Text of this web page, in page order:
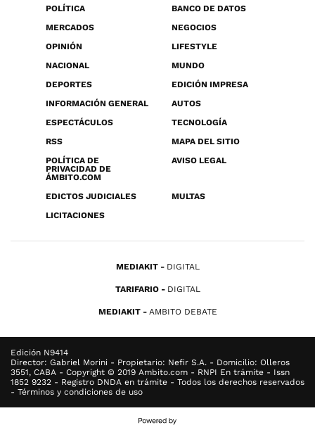
POLÍTICA
BANCO DE DATOS
MERCADOS
NEGOCIOS
OPINIÓN
LIFESTYLE
NACIONAL
MUNDO
DEPORTES
EDICIÓN IMPRESA
INFORMACIÓN GENERAL
AUTOS
ESPECTÁCULOS
TECNOLOGÍA
RSS
MAPA DEL SITIO
POLÍTICA DE
PRIVACIDAD DE
ÁMBITO.COM
AVISO LEGAL
EDICTOS JUDICIALES
MULTAS
LICITACIONES
MEDIAKIT DIGITAL
TARIFARIO DIGITAL
MEDIAKIT AMBITO DEBATE
Edición N9414
Director: Gabriel Morini - Propietario: Nefir S.A. - Domicilio: Olleros
3551, CABA - Copyright © 2019 Ambito.com - RNPI En trámite - Issn
1852 9232 - Registro DNDA en trámite - Todos los derechos reservados
- Términos y condiciones de uso